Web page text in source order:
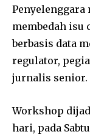
Penyelenggara
membedah isu
berbasis data
regulator,
jurnalis senior.
Workshop
hari, pada